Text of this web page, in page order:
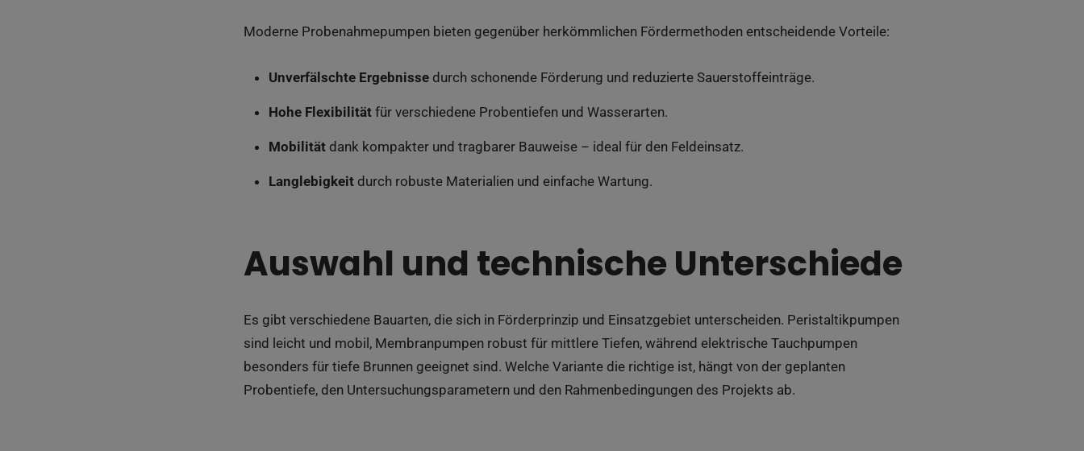
Moderne Probenahmepumpen bieten gegenüber herkömmlichen Fördermethoden entscheidende Vorteile:
Unverfälschte Ergebnissedurch schonende Förderung und reduzierte Sauerstoffeinträge.
Hohe Flexibilitätfür verschiedene Probentiefen und Wasserarten.
Mobilitätdank kompakter und tragbarer Bauweise – ideal für den Feldeinsatz.
Langlebigkeitdurch robuste Materialien und einfache Wartung.
Auswahl und technische Unterschiede
Es gibt verschiedene Bauarten, die sich in Förderprinzip und Einsatzgebiet unterscheiden. Peristaltikpumpen
sind leicht und mobil, Membranpumpen robust für mittlere Tiefen, während elektrische Tauchpumpen
besonders für tiefe Brunnen geeignet sind. Welche Variante die richtige ist, hängt von der geplanten
Probentiefe, den Untersuchungsparametern und den Rahmenbedingungen des Projekts ab.